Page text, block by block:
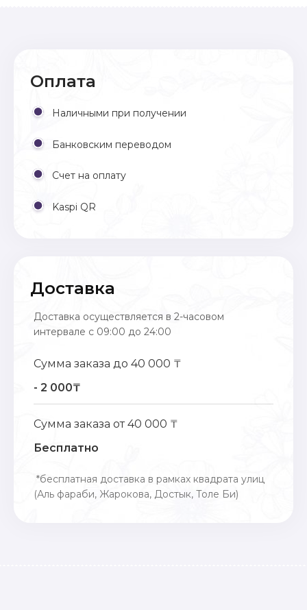
Оплата
Наличными при получении
Банковским переводом
Счет на оплату
Kaspi QR
Доставка
Доставка осуществляется в 2-часовом
интервале с 09:00 до 24:00
Сумма заказа до 40 000 ₸
- 2 000₸
Сумма заказа от 40 000 ₸
Бесплатно
*бесплатная доставка в рамках квадрата улиц
(Аль фараби, Жарокова, Достык, Толе Би)